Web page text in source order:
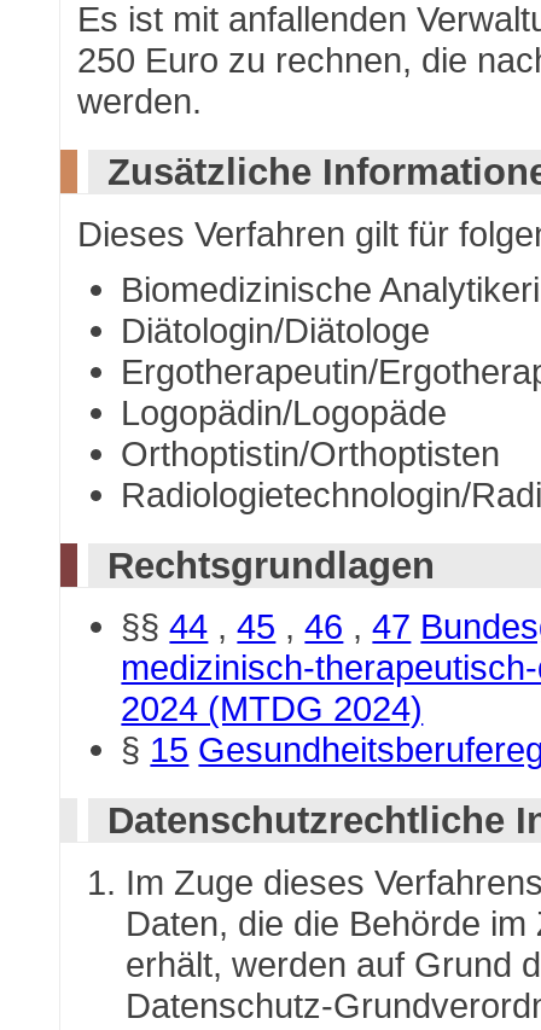
Es ist mit anfallenden
250 Euro zu rechnen, die
werden.
Zusätzliche
Dieses Verfahren gilt für
Biomedizinische
Diätologin/Diätologe
Ergotherapeutin/
Logopädin/Logopäde
Orthoptistin/Orthoptisten
Radiologietechnologin/
Rechtsgrundlagen
§§44 ,45 ,46 ,47
medizinisch-
2024 (MTDG 2024)
§ 15
Datenschutzrechtliche
Im Zuge dieses
Daten, die die Behörde
erhält, werden auf Grund
Datenschutz-